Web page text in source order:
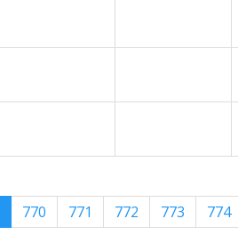
770 771 772 773 774